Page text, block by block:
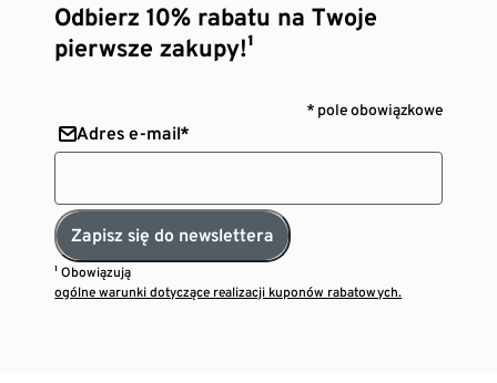
Odbierz 10% rabatu na Twoje
pierwsze zakupy!¹
* pole obowiązkowe
Adres e-mail*
Zapisz się do newslettera
¹ Obowiązują
ogólne warunki dotyczące realizacji kuponów rabatowych.